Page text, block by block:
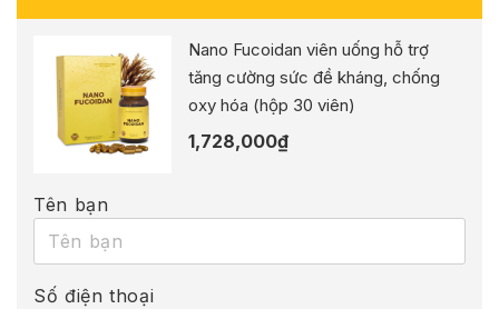
Nano Fucoidan viên uống hỗ trợ
tăng cường sức đề kháng, chống
oxy hóa (hộp 30 viên)
1,728,000₫
Tên bạn
Số điện thoại